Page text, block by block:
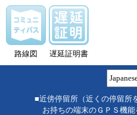
路線図 遅延証明書
■近傍停留所（近くの停留所
お持ちの端末のＧＰＳ機能